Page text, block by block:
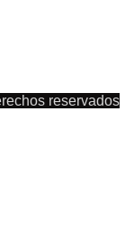
reservados